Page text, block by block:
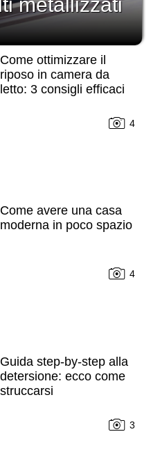
Come ottimizzare il
riposo in camera da
letto: 3 consigli efficaci
4
Come avere una casa
moderna in poco spazio
4
Guida step-by-step alla
detersione: ecco come
struccarsi
3